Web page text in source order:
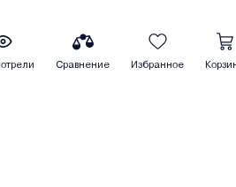
Сравнение Избранное